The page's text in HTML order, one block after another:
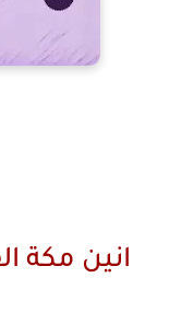
انين مكة